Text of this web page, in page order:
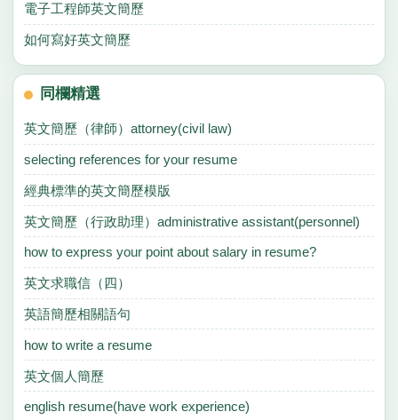
電子工程師英文簡歷
如何寫好英文簡歷
同欄精選
英文簡歷（律師）attorney(civil law)
selecting references for your resume
經典標準的英文簡歷模版
英文簡歷（行政助理）administrative assistant(personnel)
how to express your point about salary in resume?
英文求職信（四）
英語簡歷相關語句
how to write a resume
英文個人簡歷
english resume(have work experience)